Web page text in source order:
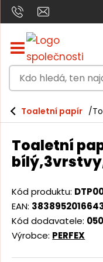
Z
o
b
a
i
t
s
k
t
h
a
v
d
o
h
e
d
á
t
e
Toaletní papír
Toaletní
Kód produktu:
EAN:
Kód dodavatele:
Výrobce: PERFEX